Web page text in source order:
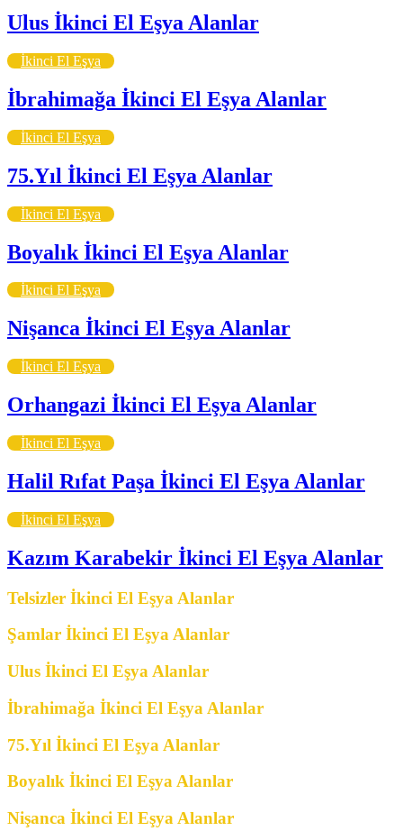
Ulus İkinci El Eşya Alanlar
İkinci El Eşya
İbrahimağa İkinci El Eşya Alanlar
İkinci El Eşya
75.Yıl İkinci El Eşya Alanlar
İkinci El Eşya
Boyalık İkinci El Eşya Alanlar
İkinci El Eşya
Nişanca İkinci El Eşya Alanlar
İkinci El Eşya
Orhangazi İkinci El Eşya Alanlar
İkinci El Eşya
Halil Rıfat Paşa İkinci El Eşya Alanlar
İkinci El Eşya
Kazım Karabekir İkinci El Eşya Alanlar
Telsizler İkinci El Eşya Alanlar
Şamlar İkinci El Eşya Alanlar
Ulus İkinci El Eşya Alanlar
İbrahimağa İkinci El Eşya Alanlar
75.Yıl İkinci El Eşya Alanlar
Boyalık İkinci El Eşya Alanlar
Nişanca İkinci El Eşya Alanlar